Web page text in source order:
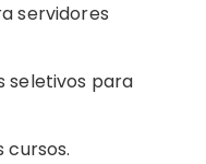
servidores
seletivos para